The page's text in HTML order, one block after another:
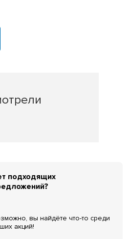
подходящих
вы найдёте что-то среди
акций!